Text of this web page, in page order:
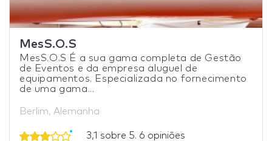
MesS.O.S
MesS.O.S É a sua gama completa de Gestão
de Eventos e da empresa aluguel de
equipamentos. Especializada no fornecimento
de uma gama...
Berlim, Alemanha
3,1 sobre 5. 6 opiniões